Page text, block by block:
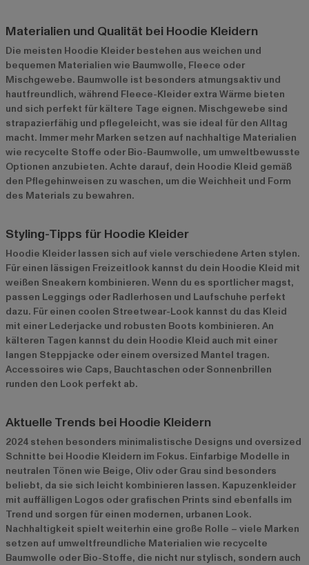
Materialien und Qualität bei Hoodie Kleidern
Die meisten Hoodie Kleider bestehen aus weichen und
bequemen Materialien wie Baumwolle, Fleece oder
Mischgewebe. Baumwolle ist besonders atmungsaktiv und
hautfreundlich, während Fleece-Kleider extra Wärme bieten
und sich perfekt für kältere Tage eignen. Mischgewebe sind
strapazierfähig und pflegeleicht, was sie ideal für den Alltag
macht. Immer mehr Marken setzen auf nachhaltige Materialien
wie recycelte Stoffe oder Bio-Baumwolle, um umweltbewusste
Optionen anzubieten. Achte darauf, dein Hoodie Kleid gemäß
den Pflegehinweisen zu waschen, um die Weichheit und Form
des Materials zu bewahren.
Styling-Tipps für Hoodie Kleider
Hoodie Kleider lassen sich auf viele verschiedene Arten stylen.
Für einen lässigen Freizeitlook kannst du dein Hoodie Kleid mit
weißen Sneakern kombinieren. Wenn du es sportlicher magst,
passen Leggings oder Radlerhosen und Laufschuhe perfekt
dazu. Für einen coolen Streetwear-Look kannst du das Kleid
mit einer Lederjacke und robusten Boots kombinieren. An
kälteren Tagen kannst du dein Hoodie Kleid auch mit einer
langen Steppjacke oder einem oversized Mantel tragen.
Accessoires wie Caps, Bauchtaschen oder Sonnenbrillen
runden den Look perfekt ab.
Aktuelle Trends bei Hoodie Kleidern
2024 stehen besonders minimalistische Designs und oversized
Schnitte bei Hoodie Kleidern im Fokus. Einfarbige Modelle in
neutralen Tönen wie Beige, Oliv oder Grau sind besonders
beliebt, da sie sich leicht kombinieren lassen. Kapuzenkleider
mit auffälligen Logos oder grafischen Prints sind ebenfalls im
Trend und sorgen für einen modernen, urbanen Look.
Nachhaltigkeit spielt weiterhin eine große Rolle – viele Marken
setzen auf umweltfreundliche Materialien wie recycelte
Baumwolle oder Bio-Stoffe, die nicht nur stylisch, sondern auch